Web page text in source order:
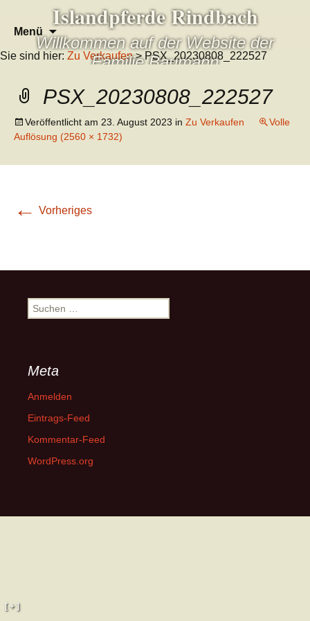
Islandpferde Rindbach
Willkommen auf der Website der
Familie Baumann
Menü
Zum
Inhalt
springen
nach:
Sie sind hier: Zu Verkaufen> PSX_20230808_222527
PSX_20230808_222527
Veröffentlicht am 23. August 2023 in Zu Verkaufen
Volle
Auflösung (2560 × 1732)
← Vorheriges
Suchen
nach:
Meta
Anmelden
Eintrags-Feed
Kommentar-Feed
WordPress.org
[ + ]